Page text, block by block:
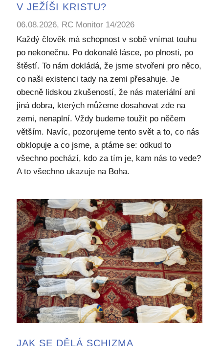
V JEŽÍŠI KRISTU?
06.08.2026, RC Monitor 14/2026
Každý člověk má schopnost v sobě vnímat touhu
po nekonečnu. Po dokonalé lásce, po plnosti, po
štěstí. To nám dokládá, že jsme stvořeni pro něco,
co naši existenci tady na zemi přesahuje. Je
obecně lidskou zkušeností, že nás materiální ani
jiná dobra, kterých můžeme dosahovat zde na
zemi, nenaplní. Vždy budeme toužit po něčem
větším. Navíc, pozorujeme tento svět a to, co nás
obklopuje a co jsme, a ptáme se: odkud to
všechno pochází, kdo za tím je, kam nás to vede?
A to všechno ukazuje na Boha.
JAK SE DĚLÁ SCHIZMA